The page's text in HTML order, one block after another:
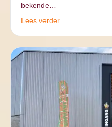
bekende…
Lees verder...